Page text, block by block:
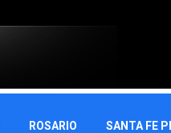
ROSARIO SANTA FE